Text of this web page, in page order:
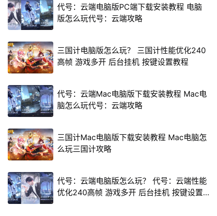
代号：云端电脑版PC端下载安装教程 电脑
版怎么玩代号：云端攻略
三国计电脑版怎么玩？ 三国计性能优化240
高帧 游戏多开 后台挂机 按键设置教程
代号：云端Mac电脑版下载安装教程 Mac电
脑怎么玩代号：云端攻略
三国计Mac电脑版下载安装教程 Mac电脑怎
么玩三国计攻略
代号：云端电脑版怎么玩？ 代号：云端性能
优化240高帧 游戏多开 后台挂机 按键设置